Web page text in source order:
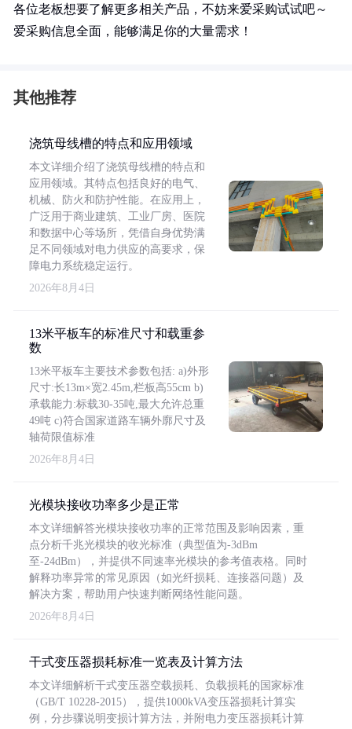
各位老板想要了解更多相关产品，不妨来爱采购试试吧～
爱采购信息全面，能够满足你的大量需求！
其他推荐
浇筑母线槽的特点和应用领域
本文详细介绍了浇筑母线槽的特点和
应用领域。其特点包括良好的电气、
机械、防火和防护性能。在应用上，
广泛用于商业建筑、工业厂房、医院
和数据中心等场所，凭借自身优势满
足不同领域对电力供应的高要求，保
障电力系统稳定运行。
2026年8月4日
13米平板车的标准尺寸和载重参
数
13米平板车主要技术参数包括: a)外形
尺寸:长13m×宽2.45m,栏板高55cm b)
承载能力:标载30-35吨,最大允许总重
49吨 c)符合国家道路车辆外廓尺寸及
轴荷限值标准
2026年8月4日
光模块接收功率多少是正常
本文详细解答光模块接收功率的正常范围及影响因素，重
点分析千兆光模块的收光标准（典型值为-3dBm
至-24dBm），并提供不同速率光模块的参考值表格。同时
解释功率异常的常见原因（如光纤损耗、连接器问题）及
解决方案，帮助用户快速判断网络性能问题。
2026年8月4日
干式变压器损耗标准一览表及计算方法
本文详细解析干式变压器空载损耗、负载损耗的国家标准
（GB/T 10228-2015），提供1000kVA变压器损耗计算实
例，分步骤说明变损计算方法，并附电力变压器损耗计算